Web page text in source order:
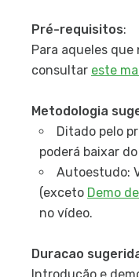
Pré-requisitos:
Para aqueles
consultar este
Metodologia
Ditado pelo
poderá baixar do
Autoestudo:
(exceto Demo
no vídeo.
Duracao